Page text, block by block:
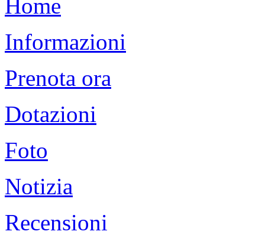
Home
Informazioni
Prenota ora
Dotazioni
Foto
Notizia
Recensioni